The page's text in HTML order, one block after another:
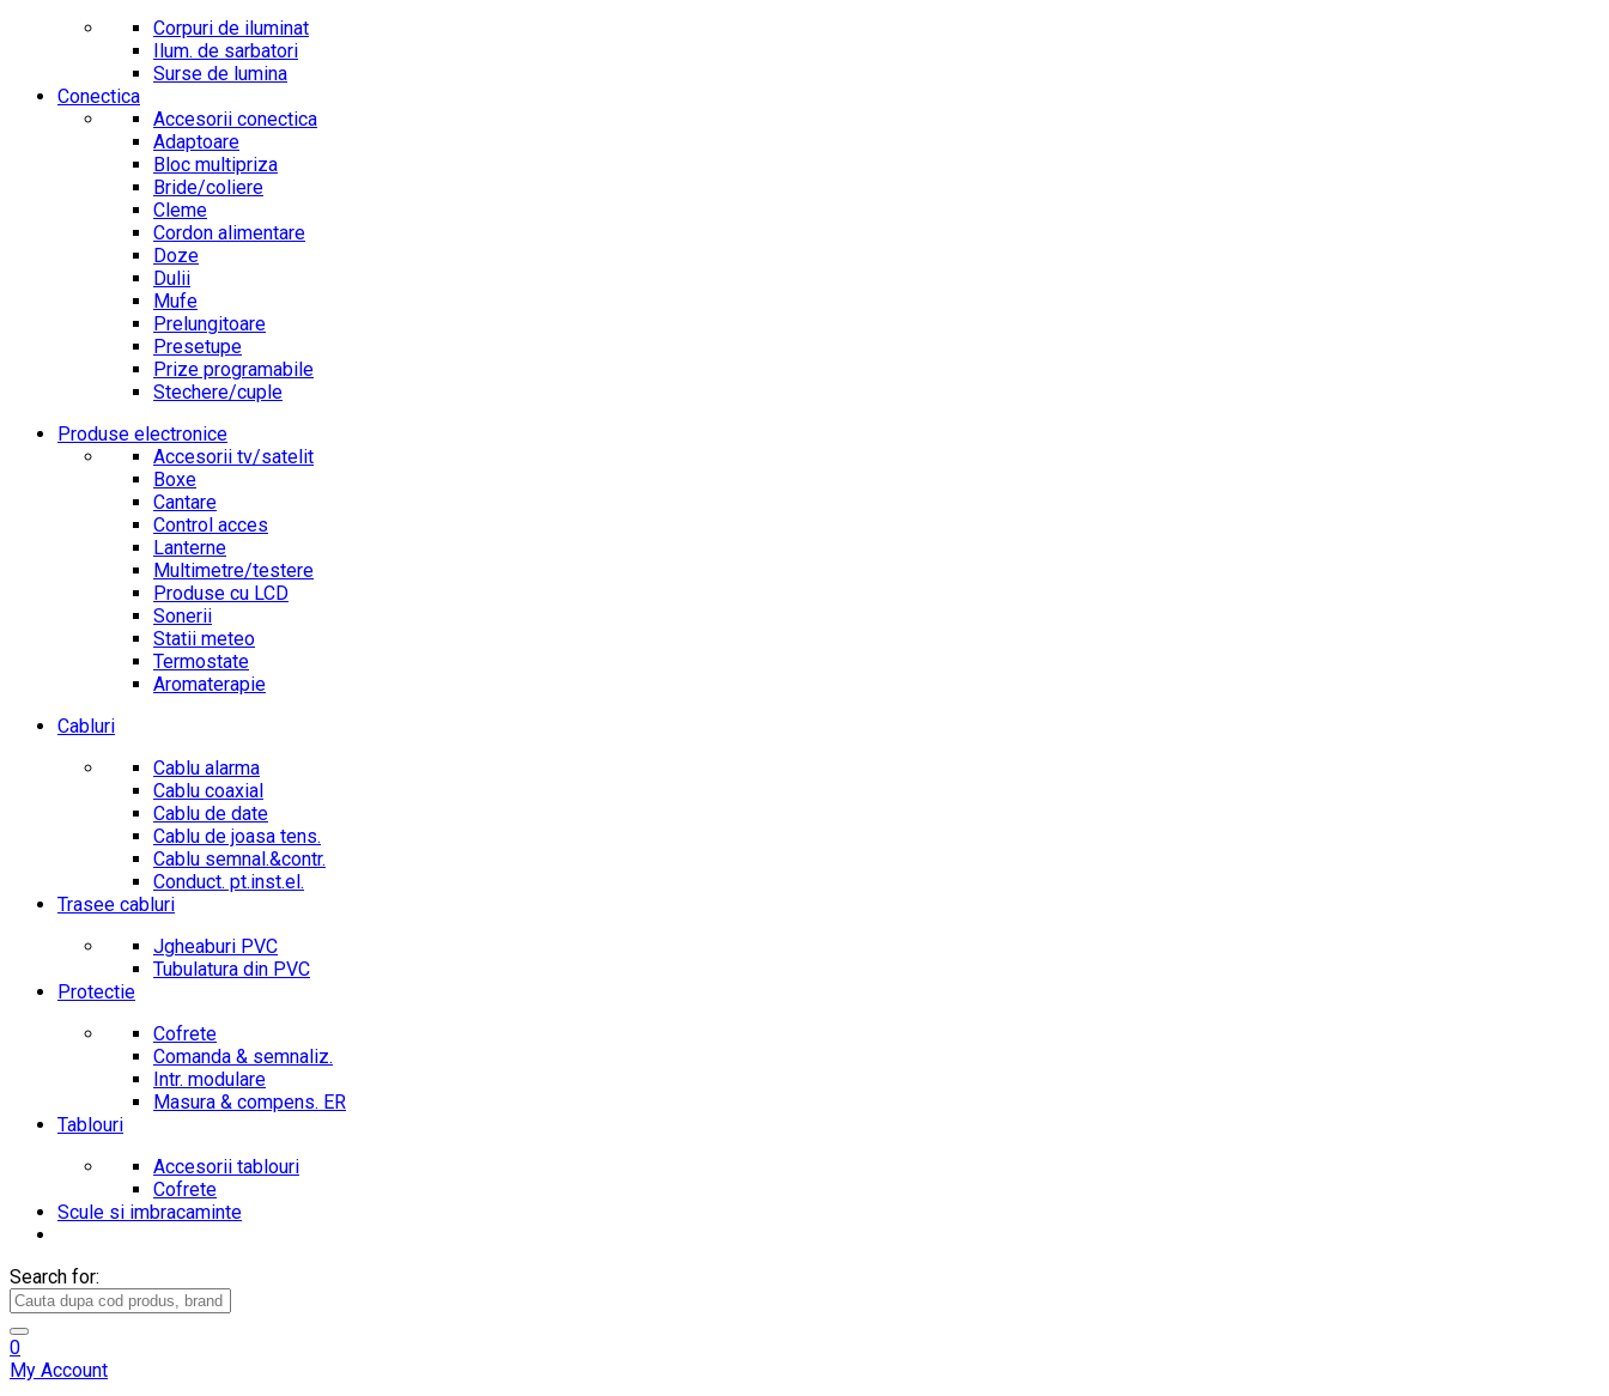
Corpuri de iluminat
Ilum. de sarbatori
Surse de lumina
Conectica
Accesorii conectica
Adaptoare
Bloc multipriza
Bride/coliere
Cleme
Cordon alimentare
Doze
Dulii
Mufe
Prelungitoare
Presetupe
Prize programabile
Stechere/cuple
Produse electronice
Accesorii tv/satelit
Boxe
Cantare
Control acces
Lanterne
Multimetre/testere
Produse cu LCD
Sonerii
Statii meteo
Termostate
Aromaterapie
Cabluri
Cablu alarma
Cablu coaxial
Cablu de date
Cablu de joasa tens.
Cablu semnal.&contr.
Conduct. pt.inst.el.
Trasee cabluri
Jgheaburi PVC
Tubulatura din PVC
Protectie
Cofrete
Comanda & semnaliz.
Intr. modulare
Masura & compens. ER
Tablouri
Accesorii tablouri
Cofrete
Scule si imbracaminte
Search for:
0
My Account